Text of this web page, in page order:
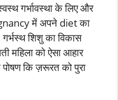
गर्भावस्था के लिए और
में अपने diet का
शिशु का विकास
महिला को ऐसा आहार
कि ज़रूरत को पुरा